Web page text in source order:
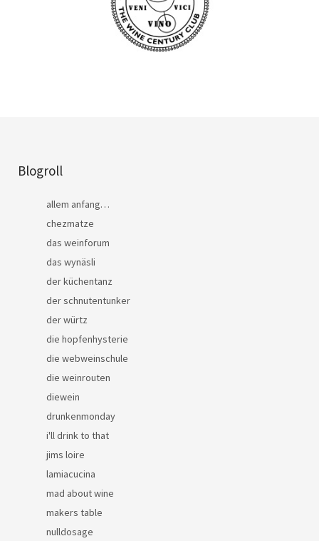
Blogroll
allem anfang…
chezmatze
das weinforum
das wynäsli
der küchentanz
der schnutentunker
der würtz
die hopfenhysterie
die webweinschule
die weinrouten
diewein
drunkenmonday
i'll drink to that
jims loire
lamiacucina
mad about wine
makers table
nulldosage